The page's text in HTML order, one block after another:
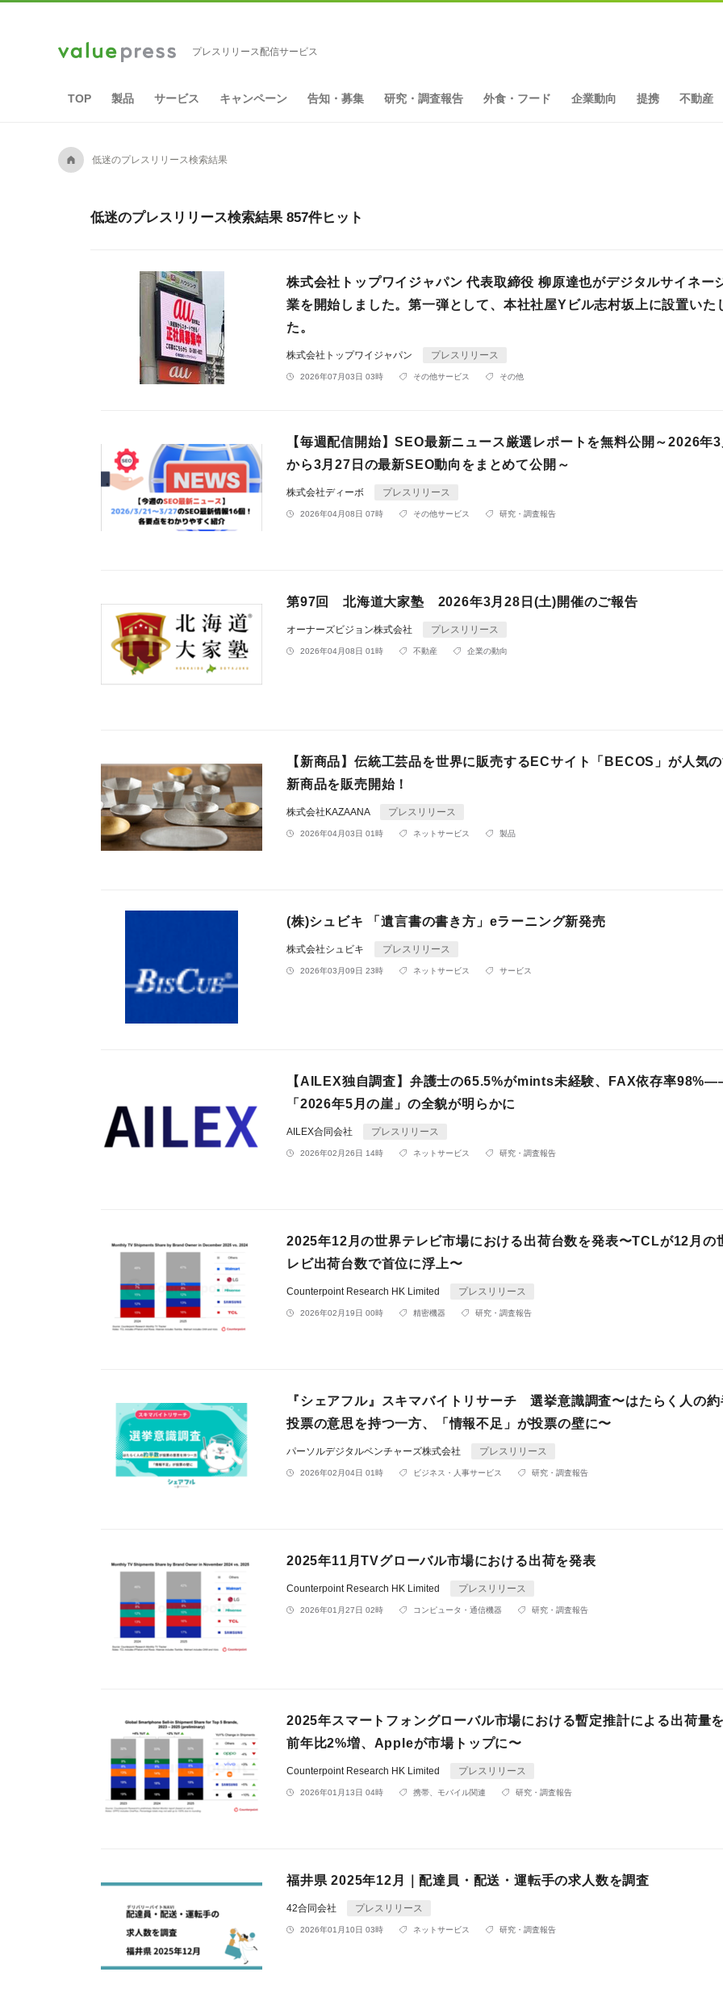
プレスリリース配信サービス
TOP 製品 サービス キャンペーン 告知・募集 研究・調査報告 外食・フード 企業動向 提携 不動産
A 低迷のプレスリリース検索結果
低迷のプレスリリース検索結果 857件ヒット
株式会社トップワイジャパン 代表取締役 柳原達也がデジタルサイネー
業を開始しました。第一弾として、本社社屋Yビル志村坂上に設置いた
た。
株式会社トップワイジャパン プレスリリース
2026年07月03日 03時 その他サービス その他
【毎週配信開始】SEO最新ニュース厳選レポートを無料公開～2026年
から3月27日の最新SEO動向をまとめて公開～
株式会社ディーボ プレスリリース
2026年04月08日 07時 その他サービス 研究・調査報告
第97回 北海道大家塾 2026年3月28日(土)開催のご報告
オーナーズビジョン株式会社 プレスリリース
2026年04月08日 01時 不動産 企業の動向
【新商品】伝統工芸品を世界に販売するECサイト「BECOS」が人気
新商品を販売開始！
株式会社KAZAANA プレスリリース
2026年04月03日 01時 ネットサービス 製品
(株)シュビキ 「遺言書の書き方」eラーニング新発売
株式会社シュビキ プレスリリース
2026年03月09日 23時 ネットサービス サービス
【AILEX独自調査】弁護士の65.5%がmints未経験、FAX依存率
「2026年5月の崖」の全貌が明らかに
AILEX合同会社 プレスリリース
2026年02月26日 14時 ネットサービス 研究・調査報告
2025年12月の世界テレビ市場における出荷台数を発表〜TCLが12月の
レビ出荷台数で首位に浮上〜
Counterpoint Research HK Limited プレスリリース
2026年02月19日 00時 精密機器 研究・調査報告
『シェアフル』スキマバイトリサーチ 選挙意識調査〜はたらく人の約
投票の意思を持つ一方、「情報不足」が投票の壁に〜
パーソルデジタルベンチャーズ株式会社 プレスリリース
2026年02月04日 01時 ビジネス・人事サービス 研究・調査報告
2025年11月TVグローバル市場における出荷を発表
Counterpoint Research HK Limited プレスリリース
2026年01月27日 02時 コンピュータ・通信機器 研究・調査報告
2025年スマートフォングローバル市場における暫定推計による出荷量
前年比2%増、Appleが市場トップに〜
Counterpoint Research HK Limited プレスリリース
2026年01月13日 04時 携帯、モバイル関連 研究・調査報告
福井県 2025年12月｜配達員・配送・運転手の求人数を調査
42合同会社 プレスリリース
2026年01月10日 03時 ネットサービス 研究・調査報告